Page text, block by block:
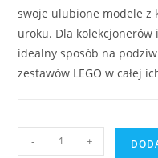
swoje ulubione modele z
uroku. Dla kolekcjonerów
idealny sposób na
zestawów LEGO w całej
- +